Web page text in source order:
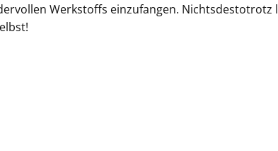
Werkstoffs einzufangen. Nichtsdestotrotz